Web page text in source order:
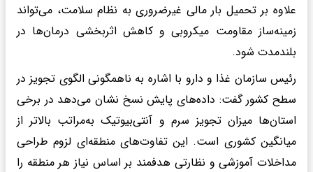
علاوه بر تحمیل بار مالی غیرضروری به نظام سلامت، می‌تواند
زمینه‌ساز مقاومت میکروبی و کاهش اثربخشی درمان‌ها در
بلندمدت شود.
رئیس سازمان غذا و دارو با اشاره به ناهمگونی الگوی تجویز در
سطح کشور گفت: داده‌های پایش نسخ نشان می‌دهد در برخی
استان‌ها میزان تجویز سرم و آنتی‌بیوتیک به‌مراتب بالاتر از
میانگین کشوری است. این تفاوت‌های منطقه‌ای لزوم طراحی
مداخلات آموزشی و نظارتی هدفمند بر اساس نیاز هر منطقه را